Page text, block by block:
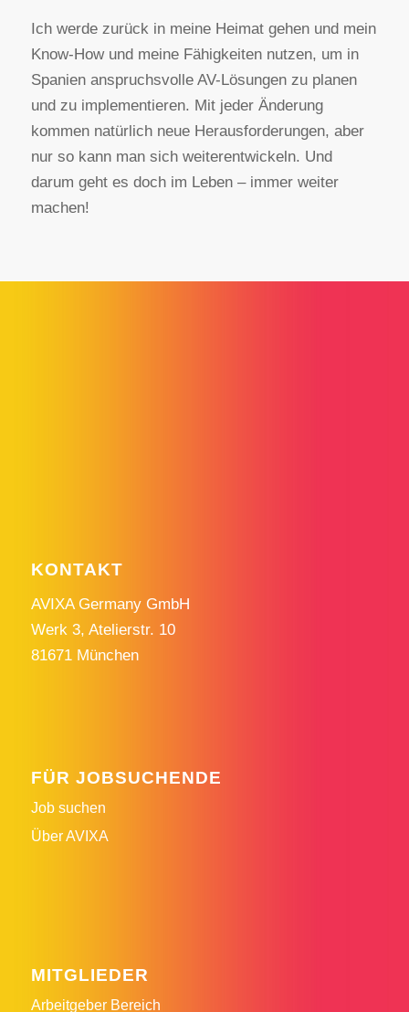
Ich werde zurück in meine Heimat gehen und mein
Know-How und meine Fähigkeiten nutzen, um in
Spanien anspruchsvolle AV-Lösungen zu planen
und zu implementieren. Mit jeder Änderung
kommen natürlich neue Herausforderungen, aber
nur so kann man sich weiterentwickeln. Und
darum geht es doch im Leben – immer weiter
machen!
KONTAKT
AVIXA Germany GmbH
Werk 3, Atelierstr. 10
81671 München
FÜR JOBSUCHENDE
Job suchen
Über AVIXA
MITGLIEDER
Arbeitgeber Bereich